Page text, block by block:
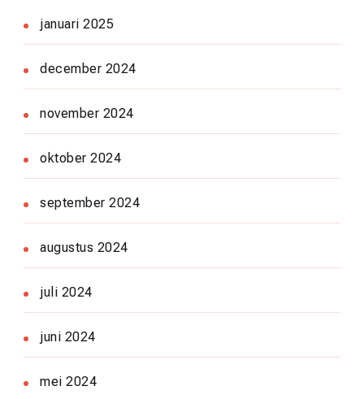
januari 2025
december 2024
november 2024
oktober 2024
september 2024
augustus 2024
juli 2024
juni 2024
mei 2024